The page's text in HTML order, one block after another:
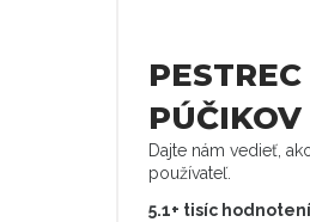
Dajte nám vedieť,
používateľ.
5.1+ tisíc